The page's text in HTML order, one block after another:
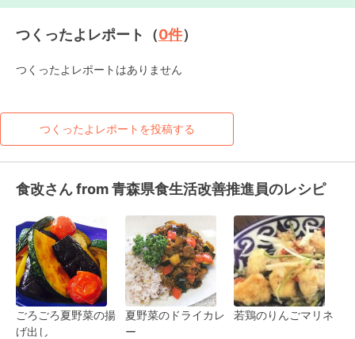
つくったよレポート（0件）
つくったよレポートはありません
つくったよレポートを投稿する
食改さん from 青森県食生活改善推進員のレシピ
ごろごろ夏野菜の揚
げ出し
夏野菜のドライカレ
ー
若鶏のりんごマリネ